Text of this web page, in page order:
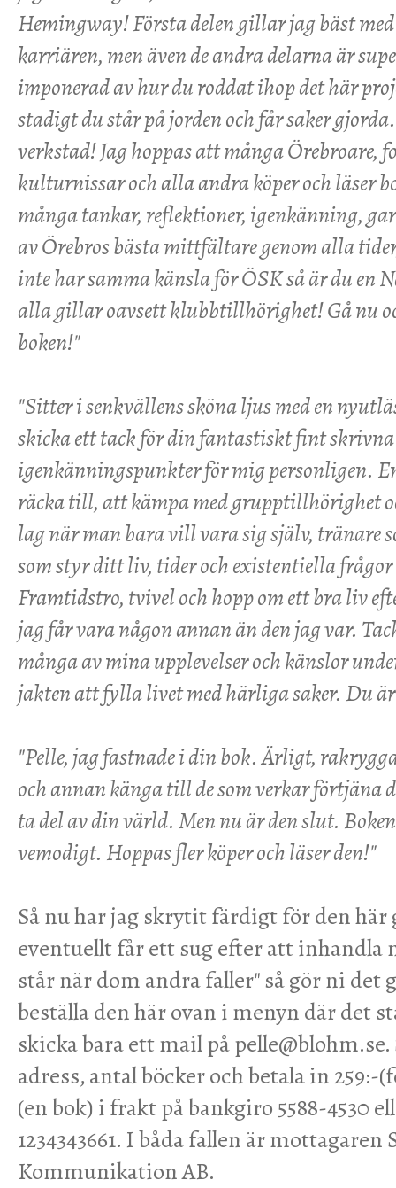
Hemingway! Första delen gillar jag bäst
karriären, men även de andra delarna är
imponerad av hur du roddat ihop det här
stadigt du står på jorden och får saker
verkstad! Jag hoppas att många Örebroare,
kulturnissar och alla andra köper och läser
många tankar, reflektioner, igenkänning,
av Örebros bästa mittfältare genom alla
inte har samma känsla för ÖSK så är du en
alla gillar oavsett klubbtillhörighet! Gå nu
boken!"
"Sitter i senkvällens sköna ljus med en
skicka ett tack för din fantastiskt fint
igenkänningspunkter för mig personligen.
räcka till, att kämpa med grupptillhörighet
lag när man bara vill vara sig själv, tränare
som styr ditt liv, tider och existentiella
Framtidstro, tvivel och hopp om ett bra liv
jag får vara någon annan än den jag var.
många av mina upplevelser och känslor
jakten att fylla livet med härliga saker. Du
"Pelle, jag fastnade i din bok. Ärligt,
och annan känga till de som verkar förtjäna
ta del av din värld. Men nu är den slut.
vemodigt. Hoppas fler köper och läser den!"
Så nu har jag skrytit färdigt för den här
eventuellt får ett sug efter att inhandla
står när dom andra faller" så gör ni det
beställa den här ovan i menyn där det
skicka bara ett mail på
adress, antal böcker och betala in 259:-
(en bok) i frakt på bankgiro 5588-4530
1234343661. I båda fallen är mottagaren
Kommunikation AB.